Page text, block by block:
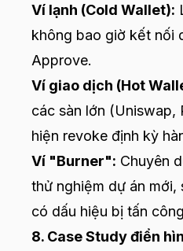
Ví lạnh (Cold Wallet):
không bao giờ kết nối
Approve.
Ví giao dịch (Hot
các sàn lớn (Uniswap,
hiện revoke định kỳ
Ví "Burner": Chuyên
thử nghiệm dự án mới,
có dấu hiệu bị tấn
8. Case Study điển